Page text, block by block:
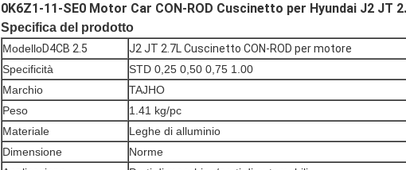
0K6Z1-11-SE0 Motor Car CON-ROD Cuscinetto per Hyundai J2 JT
Specifica del prodotto
ModelloD4CB 2.5
J2 JT 2.7L Cuscinetto CON-ROD per motore
Specificità
STD 0,25 0,50 0,75 1.00
Marchio
TAJHO
Peso
1.41 kg/pc
Materiale
Leghe di alluminio
Dimensione
Norme